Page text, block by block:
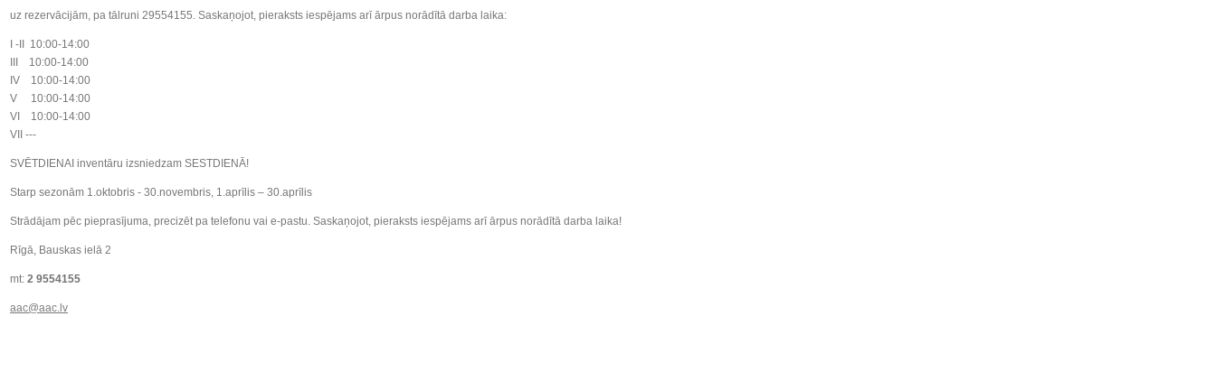
uz rezervācijām, pa tālruni 29554155. Saskaņojot, pieraksts iespējams arī ārpus norādītā darba laika:
I -II 10:00-14:00
III 10:00-14:00
IV 10:00-14:00
V 10:00-14:00
VI 10:00-14:00
VII ---
SVĒTDIENAI inventāru izsniedzam SESTDIENĀ!
Starp sezonām 1.oktobris - 30.novembris, 1.aprīlis – 30.aprīlis
Strādājam pēc pieprasījuma, precizēt pa telefonu vai e-pastu. Saskaņojot, pieraksts iespējams arī ārpus norādītā darba laika!
Rīgā, Bauskas ielā 2
mt: 2 9554155
aac@aac.lv